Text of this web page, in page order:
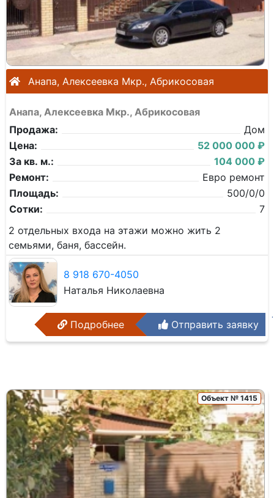
Анапа, Алексеевка Мкр., Абрикосовая
Анапа, Алексеевка Мкр., Абрикосовая
Продажа:
Дом
Цена:
52 000 000 ₽
За кв. м.:
104 000 ₽
Ремонт:
Евро ремонт
Площадь:
500/0/0
Сотки:
7
2 отдельных входа на этажи можно жить 2
семьями, баня, бассейн.
8 918 670-4050
Наталья Николаевна
Подробнее Отправить заявку
Объект № 1415